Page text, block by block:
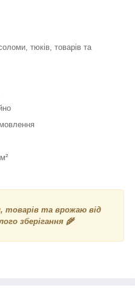
тюків, товарів та
товарів та врожаю від
зберігання 🌾